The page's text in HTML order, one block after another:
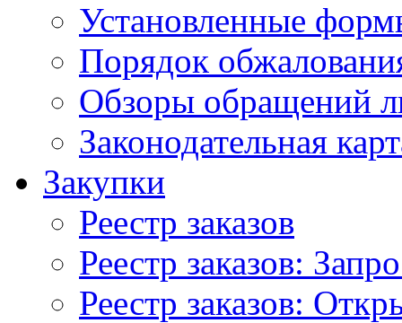
Установленные
Порядок
Обзоры обращений
Законодательная
Закупки
Реестр заказов
Реестр заказов:
Реестр заказов: